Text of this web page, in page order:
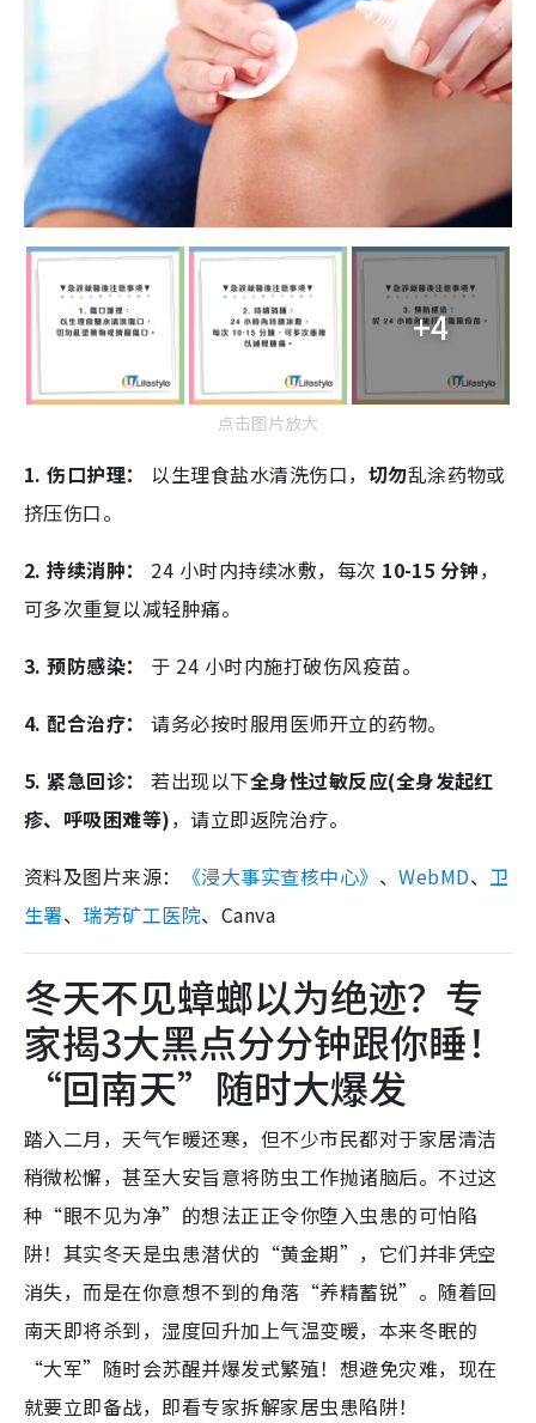
+4
点击图片放大
1. 伤口护理： 以生理食盐水清洗伤口， 切勿乱涂药物或
挤压伤口。
2. 持续消肿：
24 小时内持续冰敷，每次 10-15 分钟，
可多次重复以减轻肿痛。
3. 预防感染：
于 24 小时内施打破伤风疫苗。
4. 配合治疗：
请务必按时服用医师开立的药物。
5. 紧急回诊：
若出现以下全身性过敏反应(全身发起红
疹、呼吸困难等)，请立即返院治疗。
资料及图片来源：
《浸大事实查核中心》 、WebMD、 卫
生署、 瑞芳矿工医院、Canva
冬天不见蟑螂以为绝迹？专
家揭3大黑点分分钟跟你睡！
“回南天”随时大爆发
踏入二月，天气乍暖还寒，但不少市民都对于家居清洁
稍微松懈，甚至大安旨意将防虫工作抛诸脑后。不过这
种“眼不见为净”的想法正正令你堕入虫患的可怕陷
阱！其实冬天是虫患潜伏的“黄金期”，它们并非凭空
消失，而是在你意想不到的角落“养精蓄锐”。随着回
南天即将杀到，湿度回升加上气温变暖，本来冬眠的
“大军”随时会苏醒并爆发式繁殖！想避免灾难，现在
就要立即备战，即看专家拆解家居虫患陷阱！